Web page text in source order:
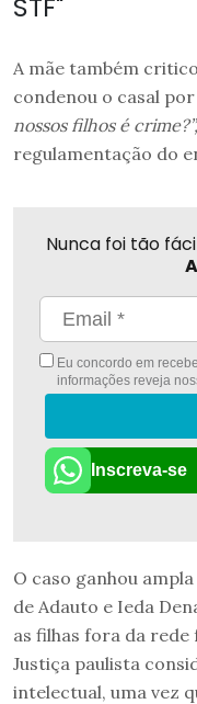
STF"
A mãe também
condenou o casal
nossos filhos é crime?”,
regulamentação do
Nunca foi tão
Eu concordo em
informações reveja
Inscreva-se
O caso ganhou
de Adauto e Ieda
as filhas fora da rede
Justiça paulista
intelectual, uma vez